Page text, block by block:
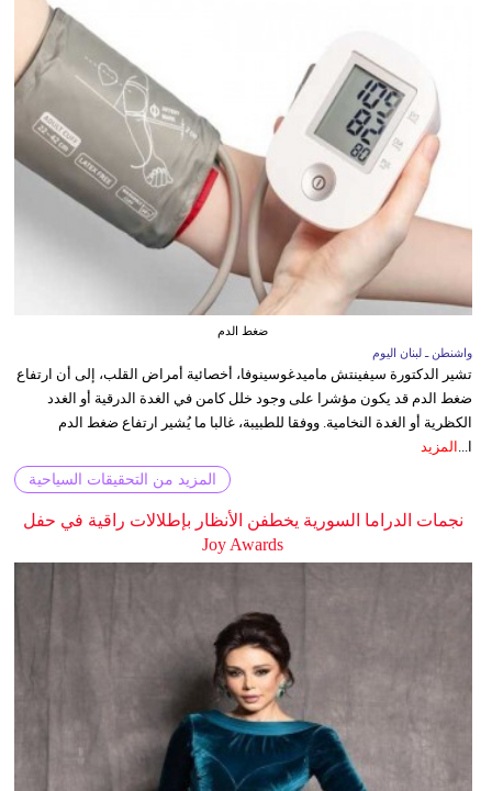
ضغط الدم
واشنطن ـ لبنان اليوم
تشير الدكتورة سيفينتش ماميدغوسينوفا، أخصائية أمراض القلب، إلى أن ارتفاع
ضغط الدم قد يكون مؤشرا على وجود خلل كامن في الغدة الدرقية أو الغدد
الكظرية أو الغدة النخامية. ووفقا للطبيبة، غالبا ما يُشير ارتفاع ضغط الدم
ا... المزيد
المزيد من التحقيقات السياحية
نجمات الدراما السورية يخطفن الأنظار بإطلالات راقية في حفل
Joy Awards